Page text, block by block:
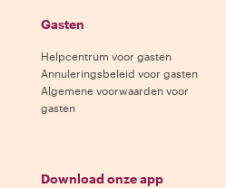
Gasten
Helpcentrum voor gasten
Annuleringsbeleid voor gasten
Algemene voorwaarden voor
gasten
Download onze app